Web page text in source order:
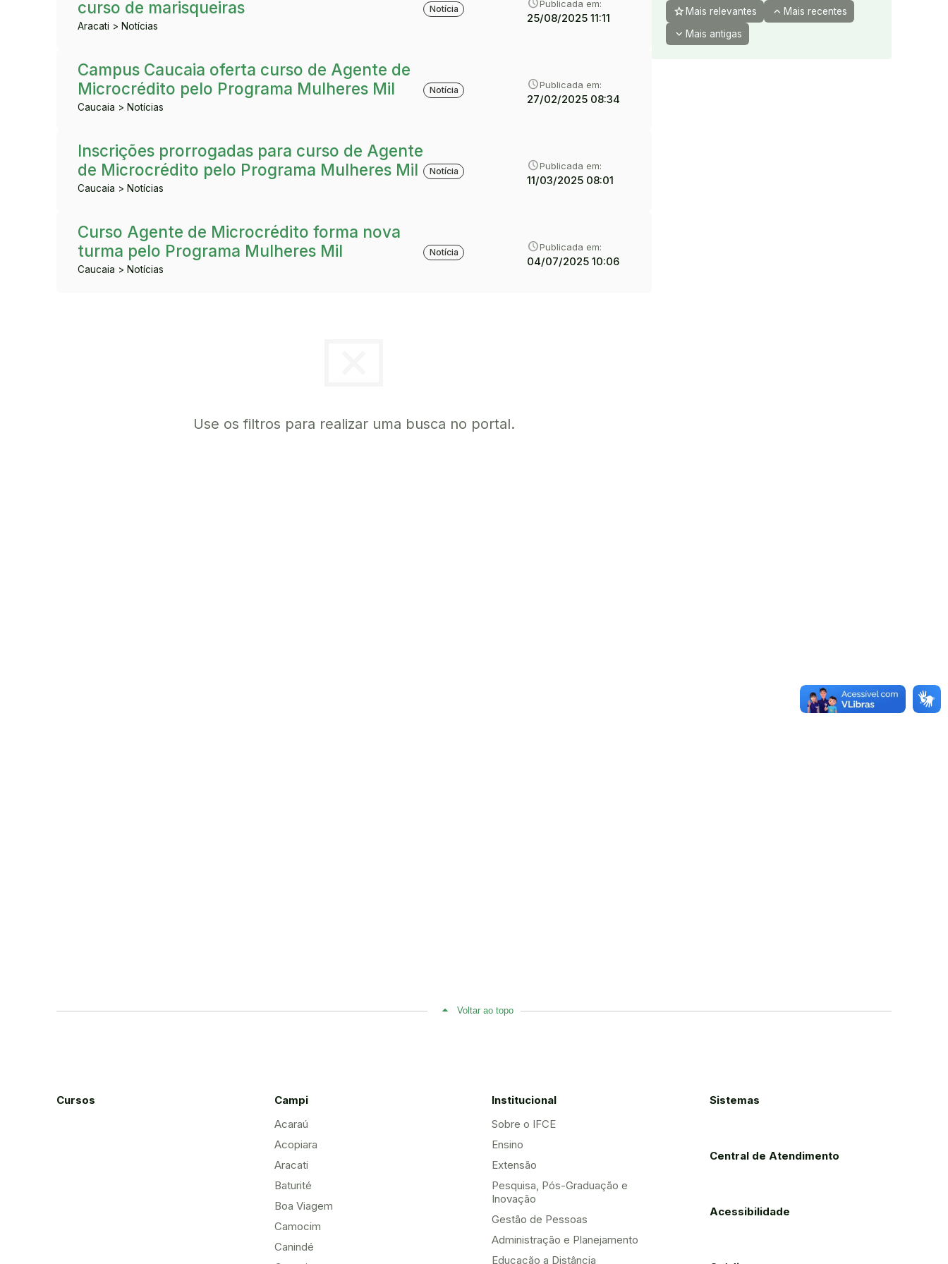
curso de marisqueiras
Aracati > Notícias
Notícia schedulePublicada em:
25/08/2025 11:11
Campus Caucaia oferta curso de Agente de
Microcrédito pelo Programa Mulheres Mil
Caucaia > Notícias
categoryTipo:
Notícia schedulePublicada em:
27/02/2025 08:34
Inscrições prorrogadas para curso de Agente
de Microcrédito pelo Programa Mulheres Mil
Caucaia > Notícias
categoryTipo:
Notícia schedulePublicada em:
11/03/2025 08:01
Curso Agente de Microcrédito forma nova
turma pelo Programa Mulheres Mil
Caucaia > Notícias
categoryTipo:
Notícia schedulePublicada em:
04/07/2025 10:06
Use os filtros para realizar uma busca no portal.
star Mais relevantes expand_less Mais recentes
expand_more Mais antigas
Voltar ao topo
Cursos
Campi
Acaraú
Acopiara
Aracati
Baturité
Boa Viagem
Camocim
Canindé
Institucional
Sobre o IFCE
Ensino
Extensão
Pesquisa, Pós-Graduação e
Inovação
Gestão de Pessoas
Administração e Planejamento
Educação a Distância
Sistemas
Central de Atendimento
Acessibilidade